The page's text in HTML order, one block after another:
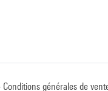
Conditions générales de